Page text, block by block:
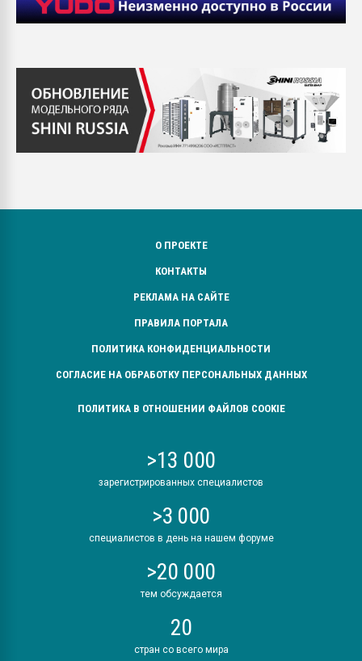
О ПРОЕКТЕ
КОНТАКТЫ
РЕКЛАМА НА САЙТЕ
ПРАВИЛА ПОРТАЛА
ПОЛИТИКА КОНФИДЕНЦИАЛЬНОСТИ
СОГЛАСИЕ НА ОБРАБОТКУ ПЕРСОНАЛЬНЫХ ДАННЫХ
ПОЛИТИКА В ОТНОШЕНИИ ФАЙЛОВ COOKIE
>13 000
зарегистрированных специалистов
>3 000
специалистов в день на нашем форуме
>20 000
тем обсуждается
20
стран со всего мира